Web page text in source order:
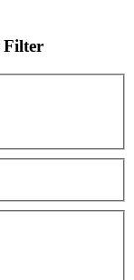
Filter